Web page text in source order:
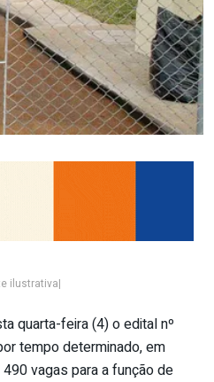
ilustrativa|
quarta-feira (4) o edital nº
tempo determinado, em
vagas para a função de